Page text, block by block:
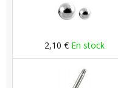
2,10 € En stock